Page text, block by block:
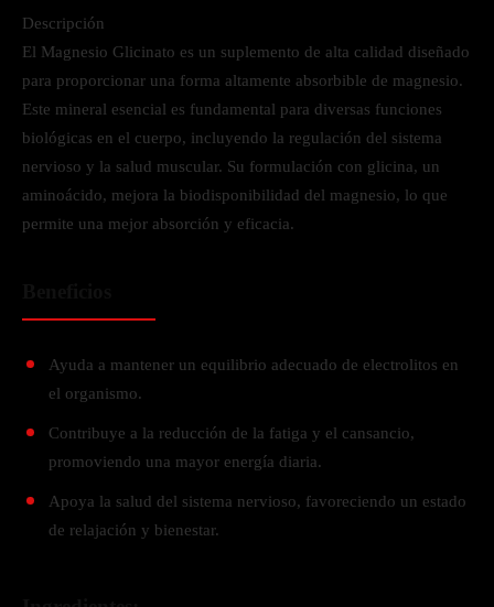
Descripción
El Magnesio Glicinato es un suplemento de alta calidad diseñado
para proporcionar una forma altamente absorbible de magnesio.
Este mineral esencial es fundamental para diversas funciones
biológicas en el cuerpo, incluyendo la regulación del sistema
nervioso y la salud muscular. Su formulación con glicina, un
aminoácido, mejora la biodisponibilidad del magnesio, lo que
permite una mejor absorción y eficacia.
Ayuda a mantener un equilibrio adecuado de electrolitos en
el organismo.
Contribuye a la reducción de la fatiga y el cansancio,
promoviendo una mayor energía diaria.
Apoya la salud del sistema nervioso, favoreciendo un estado
de relajación y bienestar.